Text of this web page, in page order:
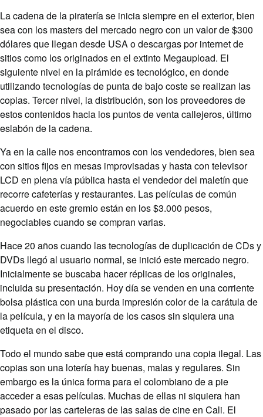
La cadena de la piratería se inicia siempre en el exterior, bien
sea con los masters del mercado negro con un valor de $300
dólares que llegan desde USA o descargas por internet de
sitios como los originados en el extinto Megaupload. El
siguiente nivel en la pirámide es tecnológico, en donde
utilizando tecnologías de punta de bajo coste se realizan las
copias. Tercer nivel, la distribución, son los proveedores de
estos contenidos hacia los puntos de venta callejeros, último
eslabón de la cadena.
Ya en la calle nos encontramos con los vendedores, bien sea
con sitios fijos en mesas improvisadas y hasta con televisor
LCD en plena vía pública hasta el vendedor del maletín que
recorre cafeterías y restaurantes. Las películas de común
acuerdo en este gremio están en los $3.000 pesos,
negociables cuando se compran varias.
Hace 20 años cuando las tecnologías de duplicación de CDs y
DVDs llegó al usuario normal, se inició este mercado negro.
Inicialmente se buscaba hacer réplicas de los originales,
incluida su presentación. Hoy día se venden en una corriente
bolsa plástica con una burda impresión color de la carátula de
la película, y en la mayoría de los casos sin siquiera una
etiqueta en el disco.
Todo el mundo sabe que está comprando una copia ilegal. Las
copias son una lotería hay buenas, malas y regulares. Sin
embargo es la única forma para el colombiano de a pie
acceder a esas películas. Muchas de ellas ni siquiera han
pasado por las carteleras de las salas de cine en Cali. El